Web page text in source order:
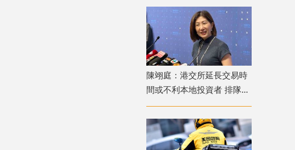
陳翊庭：港交所延長交易時
間或不利本地投資者 排隊上
市公司數量創新高